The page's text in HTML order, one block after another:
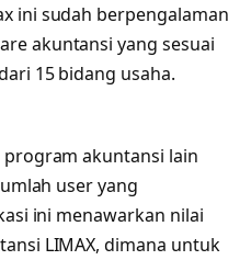
ini sudah berpengalaman
akuntansi yang sesuai
15 bidang usaha.
program akuntansi lain
user yang
ini menawarkan nilai
LIMAX, dimana untuk